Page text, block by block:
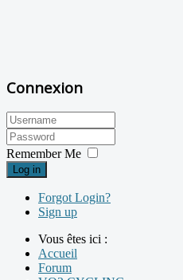
Connexion
Remember Me
Log in
Forgot Login?
Sign up
Vous êtes ici :
Accueil
Forum